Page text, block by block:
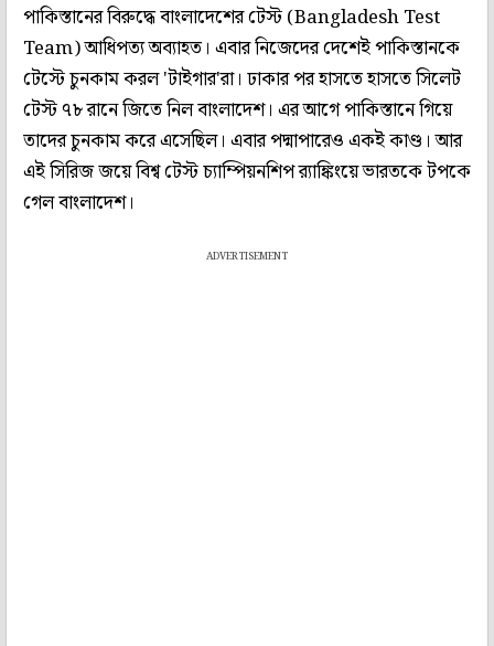
পাকিস্তানের বিরুদ্ধে বাংলাদেশের টেস্ট (Bangladesh Test
Team) আধিপত্য অব্যাহত। এবার নিজেদের দেশেই পাকিস্তানকে
টেস্টে চুনকাম করল 'টাইগার'রা। ঢাকার পর হাসতে হাসতে সিলেট
টেস্ট ৭৮ রানে জিতে নিল বাংলাদেশ। এর আগে পাকিস্তানে গিয়ে
তাদের চুনকাম করে এসেছিল। এবার পদ্মাপারেও একই কাণ্ড। আর
এই সিরিজ জয়ে বিশ্ব টেস্ট চ্যাম্পিয়নশিপ র‍্যাঙ্কিংয়ে ভারতকে টপকে
গেল বাংলাদেশ।
ADVERTISEMENT